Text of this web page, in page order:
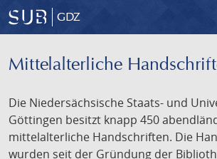
GDZ
Mittelalterliche
Die Niedersächsische Staats- und
Göttingen besitzt knapp 450
mittelalterliche Handschriften. Die
wurden seit der Gründung der